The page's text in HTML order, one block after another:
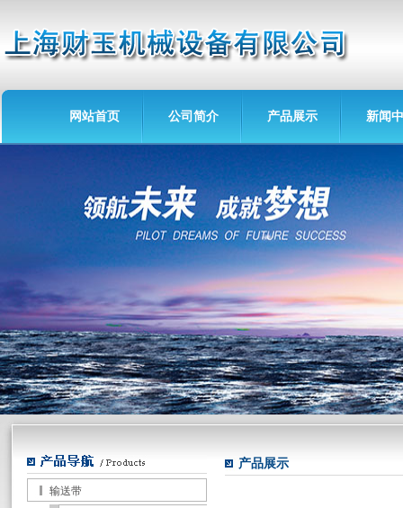
网站首页 公司简介 产品展示 新闻
null
输送带
产品展示